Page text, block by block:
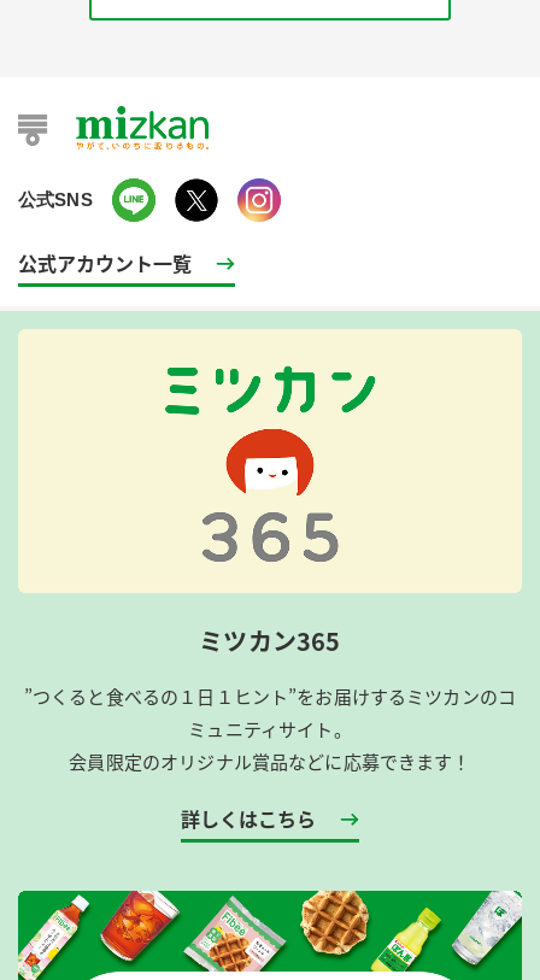
公式SNS
公式アカウント一覧
ミツカン365
”つくると食べるの１日１ヒント”をお届けするミツカンのコ
ミュニティサイト。
会員限定のオリジナル賞品などに応募できます！
詳しくはこちら